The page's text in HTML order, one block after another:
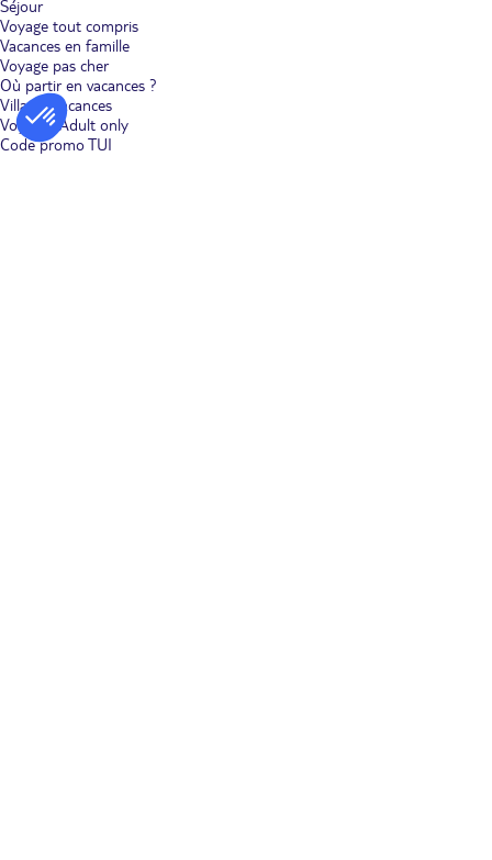
Séjour
Voyage tout compris
Vacances en famille
Voyage pas cher
Où partir en vacances ?
Villages vacances
Voyages Adult only
Code promo TUI